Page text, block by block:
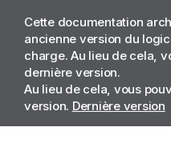
Cette documentation
ancienne version du
charge. Au lieu de cela,
dernière version.
Au lieu de cela, vous
version. Dernière version